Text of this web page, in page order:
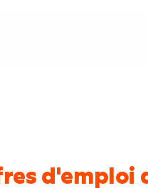
d'emploi